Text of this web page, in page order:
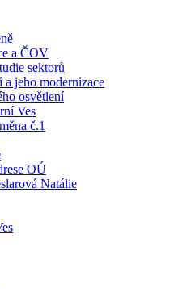
a ČOV
sektorů
a jeho modernizace
osvětlení
Ves
č.1
OÚ
Natálie